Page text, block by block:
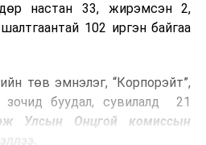
настан 33, жирэмсэн 2,
102 иргэн байгаа
төв эмнэлэг, “Корпорэйт”,
зочид буудал, сувилалд 21
Улсын Онцгой комиссын